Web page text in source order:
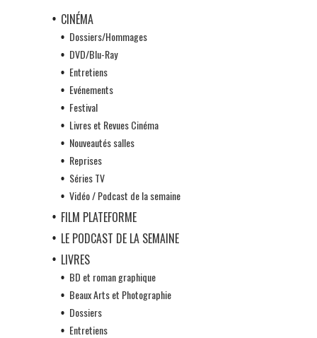
CINÉMA
Dossiers/Hommages
DVD/Blu-Ray
Entretiens
Evénements
Festival
Livres et Revues Cinéma
Nouveautés salles
Reprises
Séries TV
Vidéo / Podcast de la semaine
FILM PLATEFORME
LE PODCAST DE LA SEMAINE
LIVRES
BD et roman graphique
Beaux Arts et Photographie
Dossiers
Entretiens